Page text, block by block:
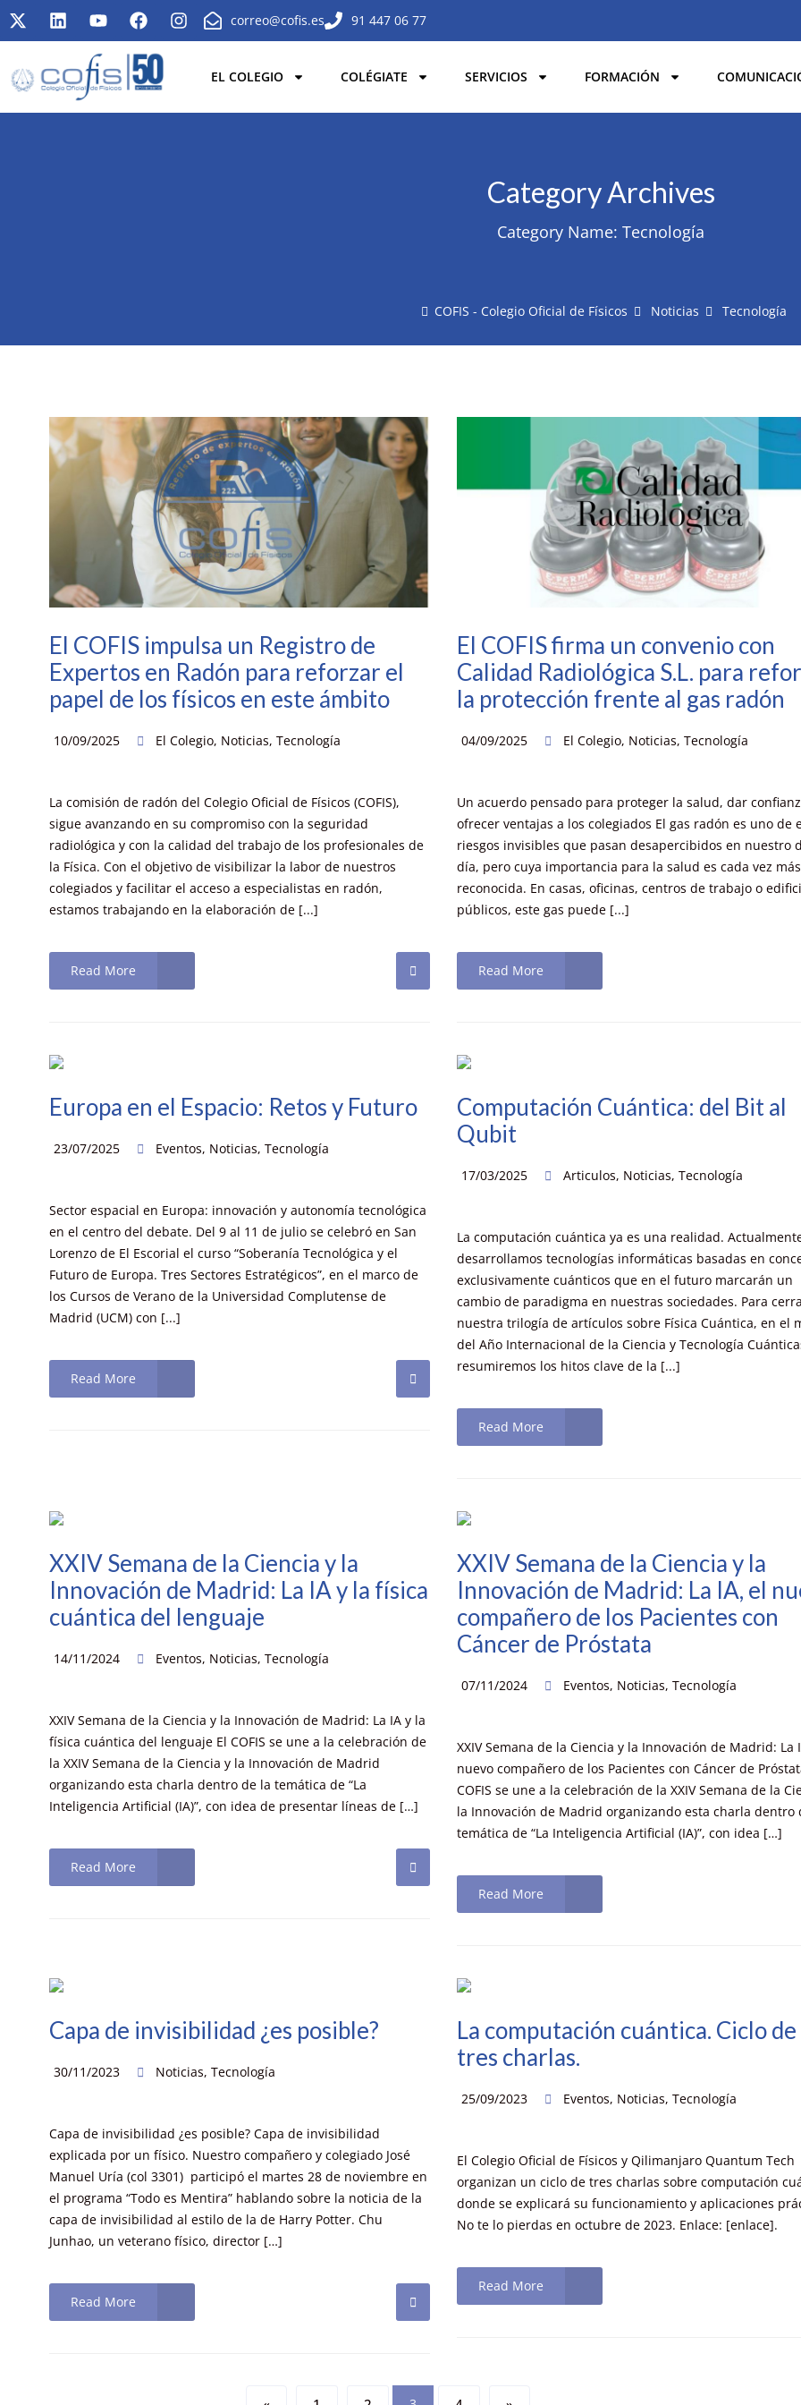
correo@cofis.es 91 447 06 77
EL COLEGIO COLÉGIATE SERVICIOS FORMACIÓN
Category Archives
Category Name: Tecnología
COFIS - Colegio Oficial de Físicos Noticias Tecnología
El COFIS impulsa un Registro de
Expertos en Radón para reforzar el
papel de los físicos en este ámbito
10/09/2025 El Colegio, Noticias, Tecnología
La comisión de radón del Colegio Oficial de Físicos (COFIS),
sigue avanzando en su compromiso con la seguridad
radiológica y con la calidad del trabajo de los profesionales de
la Física. Con el objetivo de visibilizar la labor de nuestros
colegiados y facilitar el acceso a especialistas en radón,
estamos trabajando en la elaboración de [...]
Read More
El COFIS firma un convenio con
Calidad Radiológica S.L. para
la protección frente al gas radón
04/09/2025 El Colegio, Noticias,Tecnología
Un acuerdo pensado para proteger la salud, dar
ofrecer ventajas a los colegiados El gas radón es uno de
riesgos invisibles que pasan desapercibidos en nuestro
día, pero cuya importancia para la salud es cada vez más
reconocida. En casas, oficinas, centros de trabajo o
públicos, este gas puede [...]
Read More
Europa en el Espacio: Retos y Futuro
23/07/2025 Eventos, Noticias, Tecnología
Sector espacial en Europa: innovación y autonomía tecnológica
en el centro del debate. Del 9 al 11 de julio se celebró en San
Lorenzo de El Escorial el curso “Soberanía Tecnológica y el
Futuro de Europa. Tres Sectores Estratégicos”, en el marco de
los Cursos de Verano de la Universidad Complutense de
Madrid (UCM) con [...]
Read More
Computación Cuántica: del Bit al
Qubit
17/03/2025 Articulos, Noticias,Tecnología
La computación cuántica ya es una realidad.
desarrollamos tecnologías informáticas basadas en
exclusivamente cuánticos que en el futuro marcarán un
cambio de paradigma en nuestras sociedades. Para
nuestra trilogía de artículos sobre Física Cuántica, en el
del Año Internacional de la Ciencia y Tecnología
resumiremos los hitos clave de la [...]
Read More
XXIV Semana de la Ciencia y la
Innovación de Madrid: La IA y la física
cuántica del lenguaje
14/11/2024 Eventos, Noticias, Tecnología
XXIV Semana de la Ciencia y la Innovación de Madrid: La IA y la
física cuántica del lenguaje El COFIS se une a la celebración de
la XXIV Semana de la Ciencia y la Innovación de Madrid
organizando esta charla dentro de la temática de “La
Inteligencia Artificial (IA)”, con idea de presentar líneas de […]
Read More
XXIV Semana de la Ciencia y la
Innovación de Madrid: La IA, el
compañero de los Pacientes con
Cáncer de Próstata
07/11/2024 Eventos, Noticias,Tecnología
XXIV Semana de la Ciencia y la Innovación de Madrid: La
nuevo compañero de los Pacientes con Cáncer de
COFIS se une a la celebración de la XXIV Semana de la
la Innovación de Madrid organizando esta charla dentro
temática de “La Inteligencia Artificial (IA)”, con idea […]
Read More
Capa de invisibilidad ¿es posible?
30/11/2023 Noticias, Tecnología
Capa de invisibilidad ¿es posible? Capa de invisibilidad
explicada por un físico. Nuestro compañero y colegiado José
Manuel Uría (col 3301) participó el martes 28 de noviembre en
el programa “Todo es Mentira” hablando sobre la noticia de la
capa de invisibilidad al estilo de la de Harry Potter. Chu
Junhao, un veterano físico, director […]
Read More
La computación cuántica. Ciclo de
tres charlas.
25/09/2023 Eventos, Noticias,Tecnología
El Colegio Oficial de Físicos y Qilimanjaro Quantum Tech
organizan un ciclo de tres charlas sobre computación
donde se explicará su funcionamiento y aplicaciones
No te lo pierdas en octubre de 2023. Enlace: [enlace].
Read More